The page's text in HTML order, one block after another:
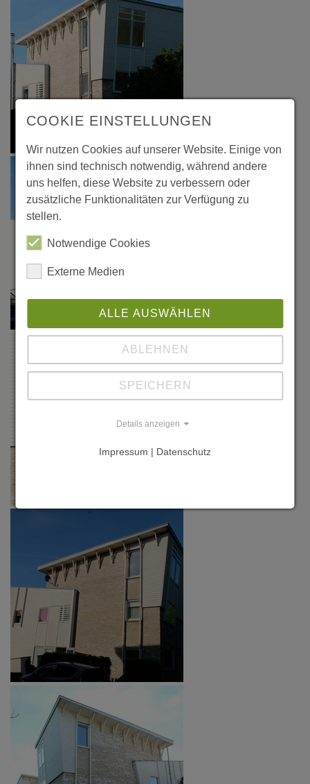
COOKIE EINSTELLUNGEN
Wir nutzen Cookies auf unserer Website. Einige von
ihnen sind technisch notwendig, während andere
uns helfen, diese Website zu verbessern oder
zusätzliche Funktionalitäten zur Verfügung zu
stellen.
Notwendige Cookies
Externe Medien
ALLE AUSWÄHLEN
ABLEHNEN
SPEICHERN
Details anzeigen
Impressum | Datenschutz